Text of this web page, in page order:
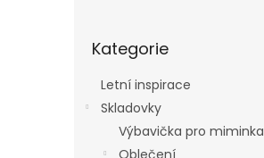
kategorie
Kategorie
Letní inspirace
Skladovky
Výbavička pro miminka
Oblečení